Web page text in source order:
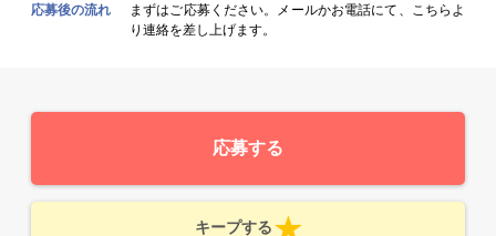
応募後の流れ
まずはご応募ください。メールかお電話にて、こちらよ
り連絡を差し上げます。
応募する
キープする